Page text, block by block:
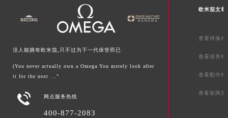
没人能拥有欧米茄,只不过为下一代保管而已
(You never actually own a Omega.You merely look after
it for the next ...”
 网点服务热线
400-877-2083
欧米茄文章
查看维修相
查看保养相
查看配件相
查看新闻资